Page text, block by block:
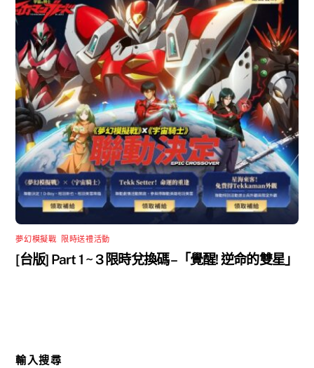
夢幻模擬戰 限時送禮活動
[台版] Part 1 ~ 3 限時兌換碼 –「覺醒! 逆命的雙星」
輸入搜尋